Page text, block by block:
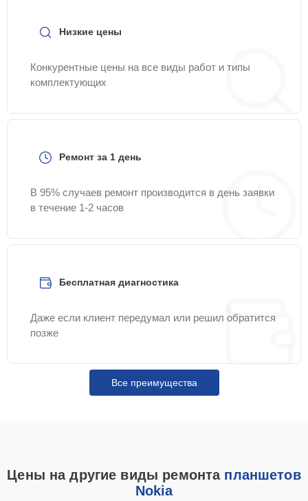
Низкие цены
Конкурентные цены на все виды работ и типы
комплектующих
Ремонт за 1 день
В 95% случаев ремонт производится в день заявки
в течение 1-2 часов
Бесплатная диагностика
Даже если клиент передумал или решил обратится
позже
Все преимущества
Цены на другие виды ремонта планшетов
Nokia